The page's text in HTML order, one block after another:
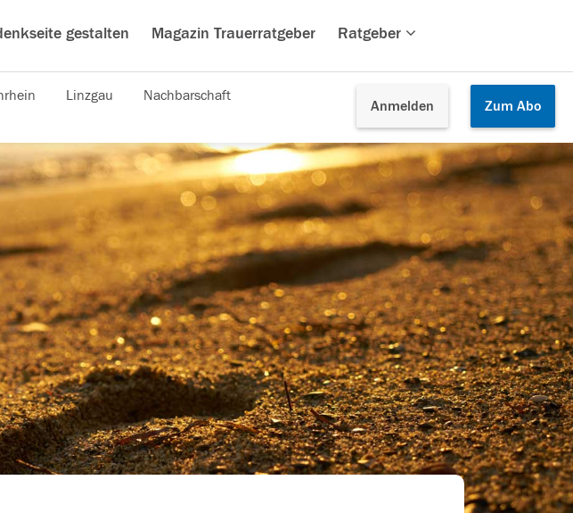
gestalten Magazin Trauerratgeber Ratgeber
Anmelden Zum Abo
Linzgau Nachbarschaft